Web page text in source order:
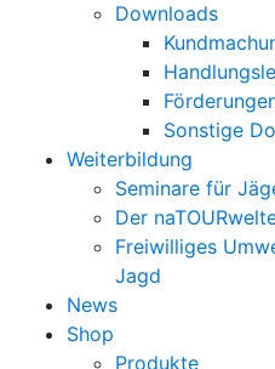
Downloads
Sonstige
Weiterbildung
Seminare für
Der
Freiwilliges
Jagd
News
Shop
Produkte